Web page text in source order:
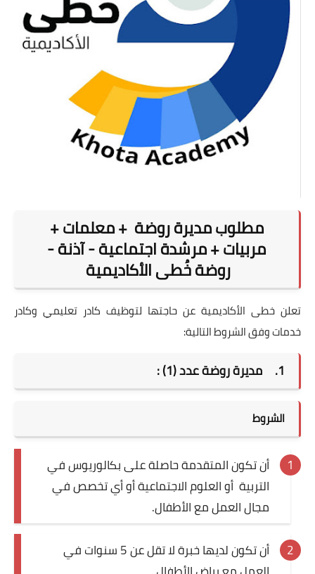
مطلوب مديرة روضة + معلمات +
مربيات + مرشدة اجتماعية - آذنة -
روضة خُطى الأكاديمية
تعلن خطى الأكاديمية عن حاجتها لتوظيف كادر تعليمي وكادر
خدمات وفق الشروط التالية:
1. مديرة روضة عدد (1) :
الشروط
أن تكون المتقدمة حاصلة على بكالوريوس في
التربية أو العلوم الاجتماعية أو أي تخصص في
مجال العمل مع الأطفال.
أن تكون لديها خبرة لا تقل عن 5 سنوات في